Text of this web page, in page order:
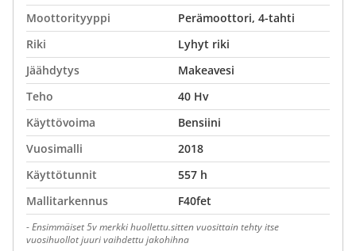
Moottorityyppi
Perämoottori, 4-tahti
Riki
Lyhyt riki
Jäähdytys
Makeavesi
Teho
40 Hv
Käyttövoima
Bensiini
Vuosimalli
2018
Käyttötunnit
557 h
Mallitarkennus
F40fet
-Ensimmäiset 5v merkki huollettu.sitten vuosittain tehty itse
vuosihuollot juuri vaihdettu jakohihna